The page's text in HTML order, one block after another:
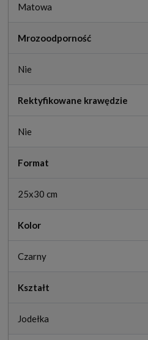
Matowa
Mrozoodporność
Nie
Rektyfikowane krawędzie
Nie
Format
25x30 cm
Kolor
Czarny
Kształt
Jodełka